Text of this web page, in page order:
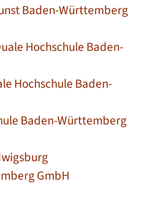
Baden-Württemberg
Hochschule Baden-
Hochschule Baden-
Baden-Württemberg
GmbH